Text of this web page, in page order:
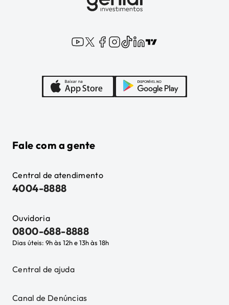
Fale com a gente
Central de atendimento
4004-8888
Ouvidoria
0800-688-8888
Dias úteis: 9h às 12h e 13h às 18h
Central de ajuda
Canal de Denúncias